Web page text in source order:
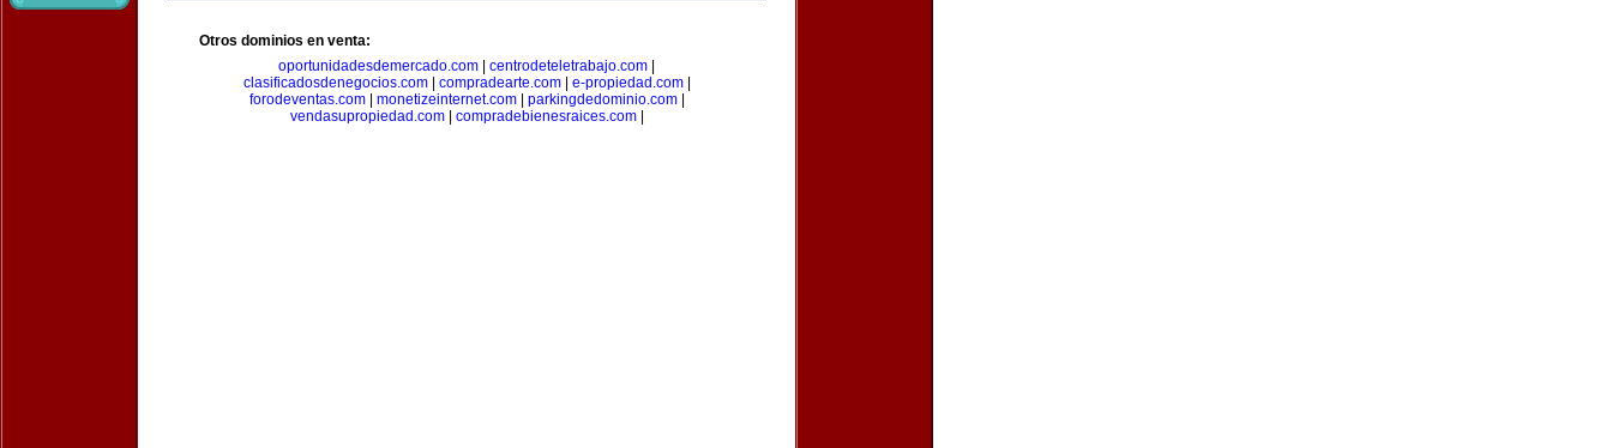
Otros dominios en venta:
oportunidadesdemercado.com
centrodeteletrabajo.com
clasificadosdenegocios.com| compradearte.com| e-propiedad.com|
forodeventas.com| monetizeinternet.com| parkingdedominio.com|
vendasupropiedad.com| compradebienesraices.com|